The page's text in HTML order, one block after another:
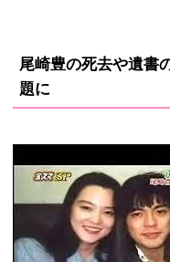
尾崎豊の死去や遺書
題に